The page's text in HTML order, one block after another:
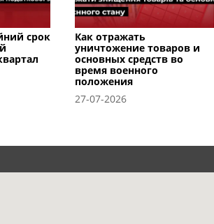
срок
Как отражать
уничтожение товаров и
основных средств во
время военного
положения
27-07-2026